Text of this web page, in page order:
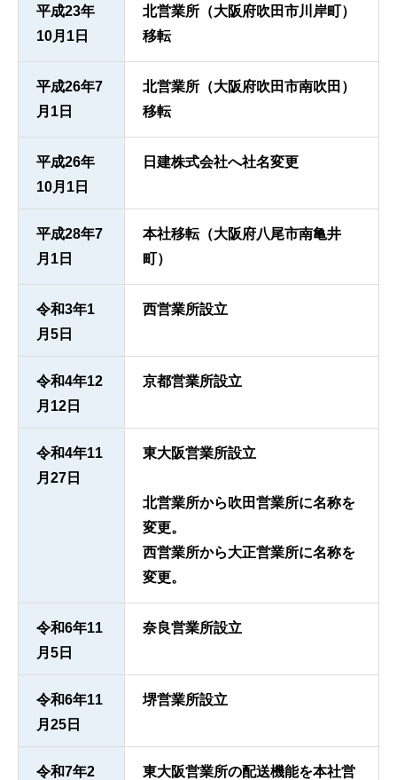
平成23年
10月1日
北営業所（大阪府吹田市川岸町）
移転
平成26年7
月1日
北営業所（大阪府吹田市南吹田）
移転
平成26年
10月1日
日建株式会社へ社名変更
平成28年7
月1日
本社移転（大阪府八尾市南亀井
町）
令和3年1
月5日
西営業所設立
令和4年12
月12日
京都営業所設立
令和4年11
月27日
東大阪営業所設立
北営業所から吹田営業所に名称を
変更。
西営業所から大正営業所に名称を
変更。
令和6年11
月5日
奈良営業所設立
令和6年11
月25日
堺営業所設立
令和7年2
東大阪営業所の配送機能を本社営